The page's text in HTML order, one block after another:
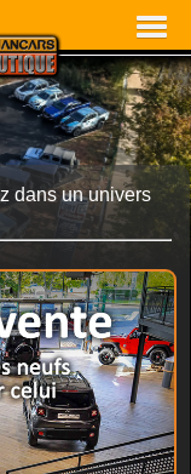
dans un univers